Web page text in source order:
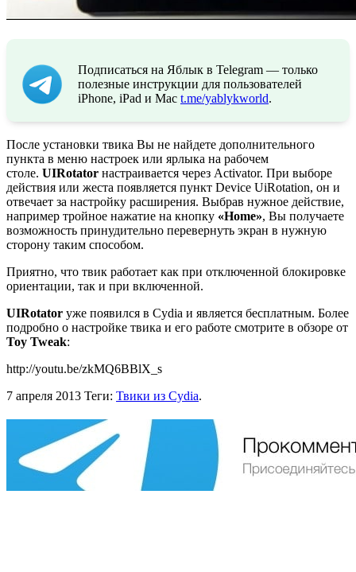
Подписаться на Яблык в Telegram — только
полезные инструкции для пользователей
iPhone, iPad и Mac t.me/yablykworld.
После установки твика Вы не найдете дополнительного
пункта в меню настроек или ярлыка на рабочем
столе. UIRotator настраивается через Activator. При выборе
действия или жеста появляется пункт Device UiRotation, он и
отвечает за настройку расширения. Выбрав нужное действие,
например тройное нажатие на кнопку «Home», Вы получаете
возможность принудительно перевернуть экран в нужную
сторону таким способом.
Приятно, что твик работает как при отключенной блокировке
ориентации, так и при включенной.
UIRotator уже появился в Cydia и является бесплатным. Более
подробно о настройке твика и его работе смотрите в обзоре от
Toy Tweak:
http://youtu.be/zkMQ6BBlX_s
7 апреля 2013 Теги: Твики из Cydia.